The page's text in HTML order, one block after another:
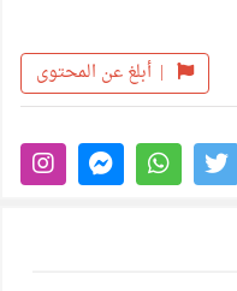
| أبلغ عن المحتوى